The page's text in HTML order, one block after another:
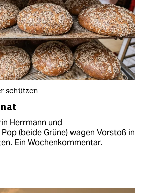
schützen
Herrmann und
(beide Grüne) wagen Vorstoß in
Ein Wochenkommentar.